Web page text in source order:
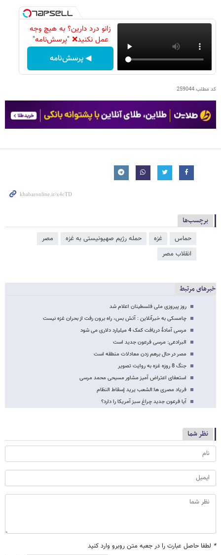
زانو درد دارین؟ به هیچ وجه
عمل نکنید❌ "پرسش‌نامه"
◀ پرسش‌نامه
کد مطلب259044
برچسب‌ها
حماس غزه حمله رژیم صهیونیستی به غزه
مصر
انقلاب مصر
خبرهای مرتبط
روز پیروزی ملی فلسطینان اعلام شد
چامسکی به خبرآنلاین : آتش بس، راه برون رفت از بحران غزه نیست
مرسی آمادۀ دریافت کمک 4 میلیارد دلاری می شود
البرادعی: مرسی فرعون جدید است
مصر در حال برهم زدن معادلات منطقه است
جنگ 8 روزه غزه به روایت تصویر
استعفای اعتراض آمیز مشاور مسیحی محمد مرسی
فریاد مصری ها:الشعب یرید إسقاط النظام
آیا فرعون جدید چراغ سبز آمریکا را دارد؟
نظر شما
* لطفا حاصل عبارت را در جعبه متن روبرو وارد کنید